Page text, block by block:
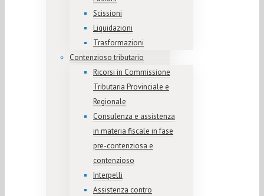
Scissioni
Liquidazioni
Trasformazioni
Contenzioso tributario
Ricorsi in Commissione
Tributaria Provinciale e
Regionale
Consulenza e assistenza
in materia fiscale in fase
pre-contenziosa e
contenzioso
Interpelli
Assistenza contro